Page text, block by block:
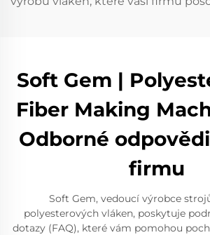
Soft Gem |
Fiber Making
Odborné
firmu
Soft Gem, vedoucí výrobce
polyesterových vláken, poskytuje
dotazy (FAQ), které vám pomohou